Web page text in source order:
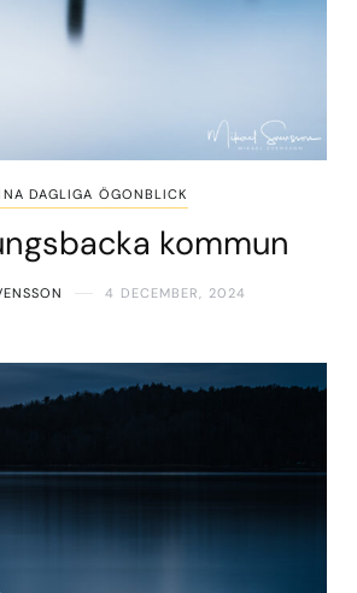
DAGLIGA ÖGONBLICK
kommun
4 DECEMBER, 2024